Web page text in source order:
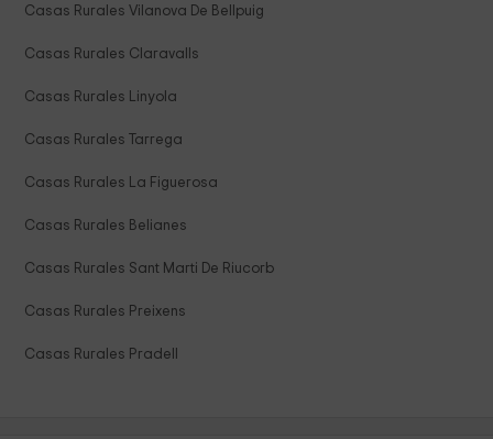
Casas Rurales Vilanova De Bellpuig
Casas Rurales Claravalls
Casas Rurales Linyola
Casas Rurales Tarrega
Casas Rurales La Figuerosa
Casas Rurales Belianes
Casas Rurales Sant Marti De Riucorb
Casas Rurales Preixens
Casas Rurales Pradell